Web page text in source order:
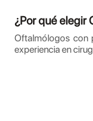
¿Por qué elegir
Oftalmólogos con
experiencia en